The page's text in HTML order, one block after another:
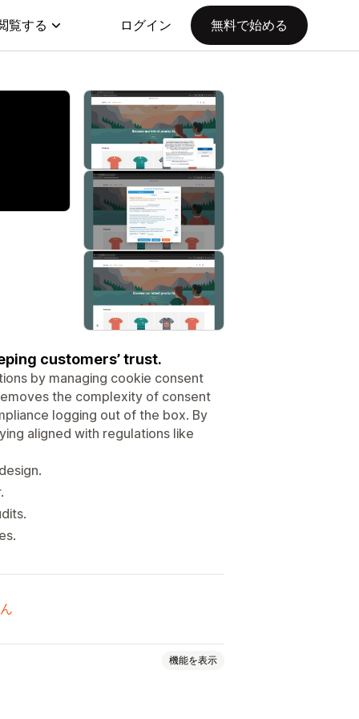
覧する ログイン 無料で始める
customers’ trust.
by managing cookie consent
the complexity of consent
logging out of the box. By
aligned with regulations like
機能を表示